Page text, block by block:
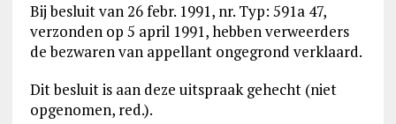
Bij besluit van 26 febr. 1991, nr. Typ: 591a 47,
verzonden op 5 april 1991, hebben verweerders
de bezwaren van appellant ongegrond verklaard.
Dit besluit is aan deze uitspraak gehecht (niet
opgenomen, red.).